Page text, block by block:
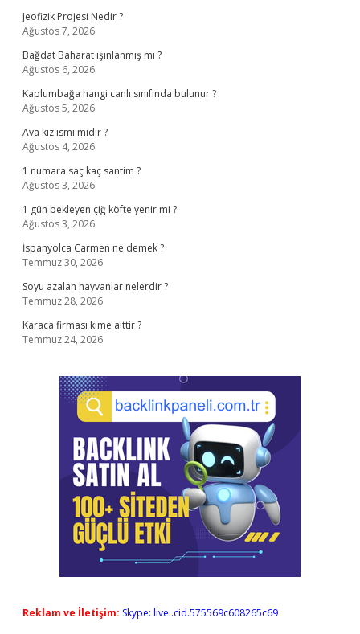
Jeofizik Projesi Nedir ?
Ağustos 7, 2026
Bağdat Baharat ışınlanmış mı ?
Ağustos 6, 2026
Kaplumbağa hangi canlı sınıfında bulunur ?
Ağustos 5, 2026
Ava kız ismi midir ?
Ağustos 4, 2026
1 numara saç kaç santim ?
Ağustos 3, 2026
1 gün bekleyen çiğ köfte yenir mi ?
Ağustos 3, 2026
İspanyolca Carmen ne demek ?
Temmuz 30, 2026
Soyu azalan hayvanlar nelerdir ?
Temmuz 28, 2026
Karaca firması kime aittir ?
Temmuz 24, 2026
Reklam ve İletişim: Skype: live:.cid.575569c608265c69